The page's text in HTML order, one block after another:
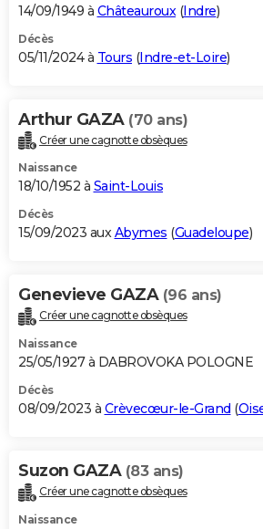
14/09/1949 à Châteauroux (Indre)
Décès
05/11/2024 à Tours (Indre-et-Loire)
Arthur GAZA (70 ans)
Créer une cagnotte obsèques
Naissance
18/10/1952 à Saint-Louis
Décès
15/09/2023 auxAbymes (Guadeloupe)
Genevieve GAZA (96 ans)
Créer une cagnotte obsèques
Naissance
25/05/1927 à DABROVOKA POLOGNE
Décès
08/09/2023 à Crèvecœur-le-Grand (
Suzon GAZA (83 ans)
Créer une cagnotte obsèques
Naissance